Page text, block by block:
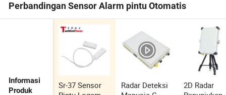
Perbandingan Sensor Alarm pintu Otomatis
Informasi
Produk
Sr-37 Sensor
Radar Deteksi
2D Radar